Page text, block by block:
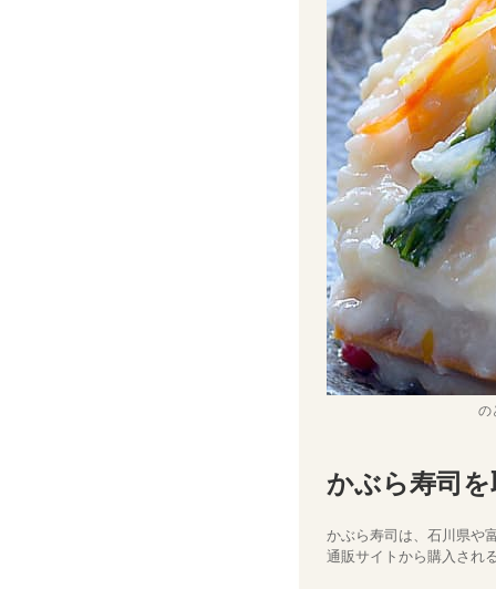
の
かぶら寿司
かぶら寿司は、石川県や
通販サイトから購入され